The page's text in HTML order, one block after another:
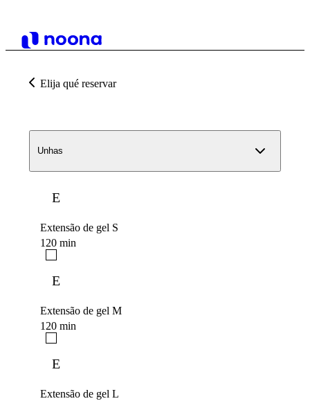
Elija qué reservar
Unhas
E
Extensão de gel S
120 min
E
Extensão de gel M
120 min
E
Extensão de gel L